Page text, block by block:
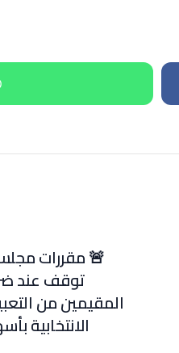
🚨 مقررات
توقف عند
المقيمين من
الانتخابية